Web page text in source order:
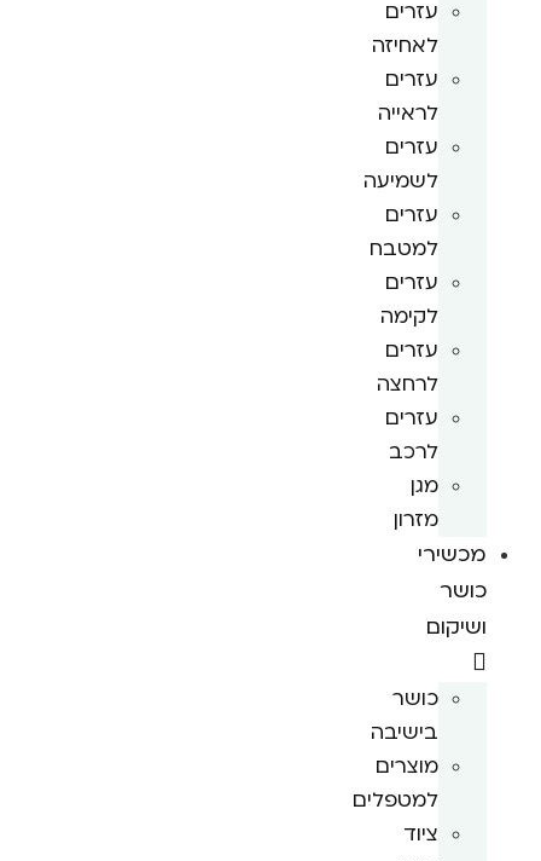
עזרים
לאחיזה
עזרים
לראייה
עזרים
לשמיעה
עזרים
למטבח
עזרים
לקימה
עזרים
לרחצה
עזרים
לרכב
מגן
מזרון
מכשירי
כושר
ושיקום
כושר
בישיבה
מוצרים
למטפלים
ציוד